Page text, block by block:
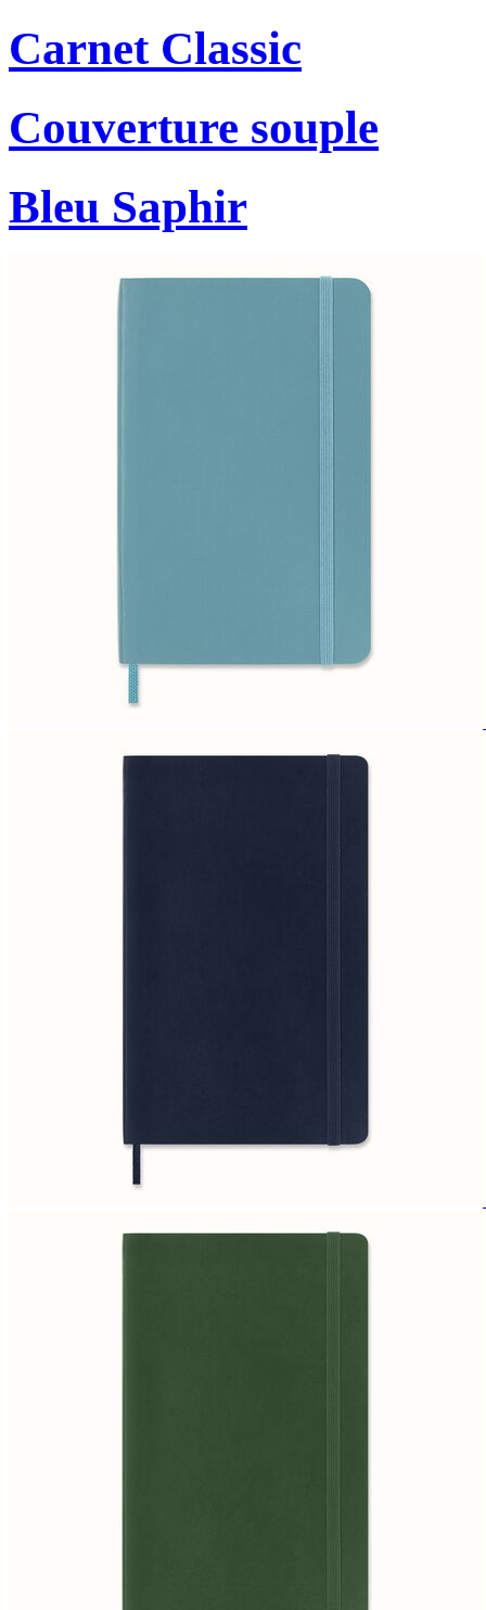
Carnet Classic
Couverture souple
Bleu Saphir